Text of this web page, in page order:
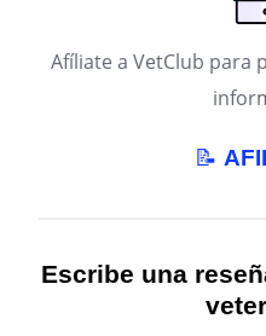
Afíliate a VetClub para
📝
Escribe una